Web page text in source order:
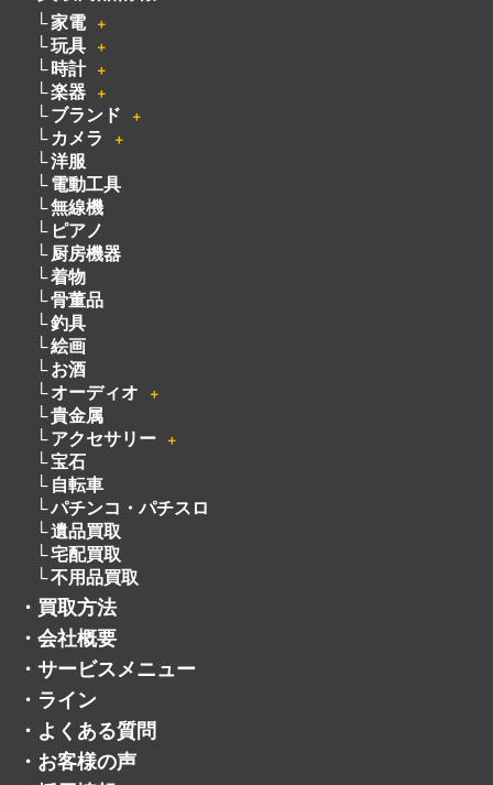
洋服
電動工具
無線機
ピアノ
厨房機器
着物
骨董品
釣具
絵画
お酒
オーディオ
貴金属
アクセサリー
宝石
自転車
パチンコ・パチスロ
遺品買取
宅配買取
不用品買取
買取方法
会社概要
サービスメニュー
ライン
よくある質問
・ お客様の声
・ 採用情報
・ トレマでフリマ
・ お知らせ
・ コラム
・ 商品を探す